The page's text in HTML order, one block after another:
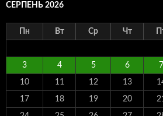
СЕРПЕНЬ 2026
Пн Вт Ср Чт
3 4 5 6 7
10 11 12 13
17 18 19 20 21